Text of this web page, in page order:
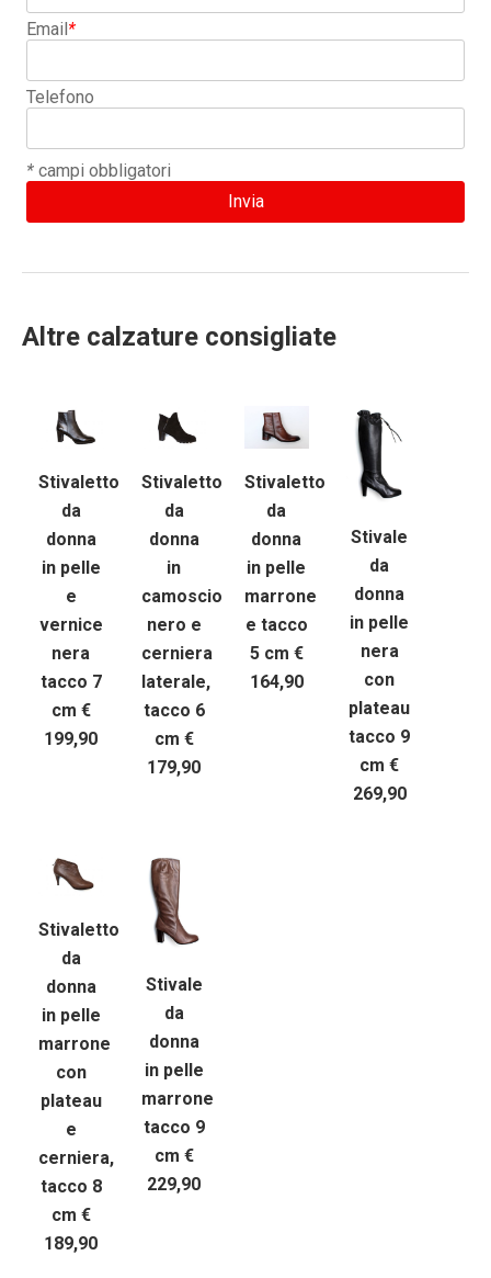
Email*
Telefono
* campi obbligatori
Altre calzature consigliate
Stivaletto
da
donna
in pelle
e
vernice
nera
tacco 7
cm €
199,90
Stivaletto
da
donna
in
camoscio
nero e
cerniera
laterale,
tacco 6
cm €
179,90
Stivaletto
da
donna
in pelle
marrone
e tacco
5 cm €
164,90
Stivale
da
donna
in pelle
nera
con
plateau
tacco 9
cm €
269,90
Stivaletto
da
donna
in pelle
marrone
con
plateau
e
cerniera,
tacco 8
cm €
189,90
Stivale
da
donna
in pelle
marrone
tacco 9
cm €
229,90